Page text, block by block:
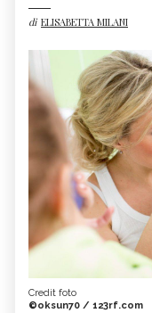
di ELISABETTA MILANI
Credit foto
©oksun70 / 123rf.com